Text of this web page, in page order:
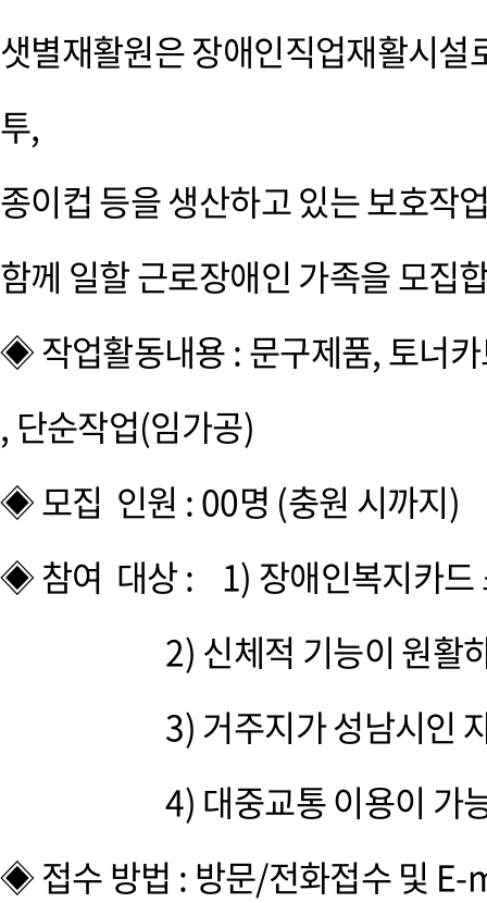
샛별재활원은 장애인직업재활시
투,
종이컵 등을 생산하고 있는 보호작
함께 일할 근로장애인 가족을 모집
◈ 작업활동내용 : 문구제품, 토너
, 단순작업(임가공)
◈ 모집 인원 : 00명 (충원 시까지)
◈ 참여 대상 : 1) 장애인복지카드
2) 신체적 기능이 원활하며
3) 거주지가 성남시인 자
4) 대중교통 이용이 가능한
◈ 접수 방법 : 방문/전화접수 및